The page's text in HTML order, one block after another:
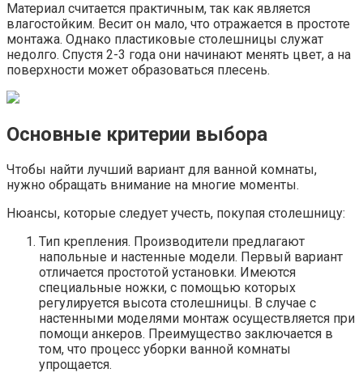
Материал считается практичным, так как является
влагостойким. Весит он мало, что отражается в простоте
монтажа. Однако пластиковые столешницы служат
недолго. Спустя 2-3 года они начинают менять цвет, а на
поверхности может образоваться плесень.
Основные критерии выбора
Чтобы найти лучший вариант для ванной комнаты,
нужно обращать внимание на многие моменты.
Нюансы, которые следует учесть, покупая столешницу:
Тип крепления. Производители предлагают
напольные и настенные модели. Первый вариант
отличается простотой установки. Имеются
специальные ножки, с помощью которых
регулируется высота столешницы. В случае с
настенными моделями монтаж осуществляется при
помощи анкеров. Преимущество заключается в
том, что процесс уборки ванной комнаты
упрощается.